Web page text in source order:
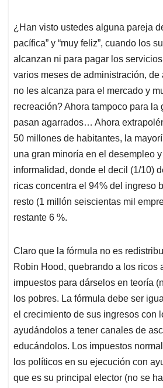
¿Han visto ustedes alguna pareja
pacífica” y “muy feliz”, cuando los
alcanzan ni para pagar los
varios meses de administración, de
no les alcanza para el mercado y
recreación? Ahora tampoco para la
pasan agarrados… Ahora
50 millones de habitantes, la
una gran minoría en el desempleo
informalidad, donde el decil (1/10)
ricas concentra el 94% del ingreso
resto (1 millón seiscientas mil
restante 6 %.
Claro que la fórmula no es
Robin Hood, quebrando a los ricos
impuestos para dárselos en teoría
los pobres. La fórmula debe ser
el crecimiento de sus ingresos con
ayudándolos a tener canales de
educándolos. Los impuestos
los políticos en su ejecución con
que es su principal elector (no se